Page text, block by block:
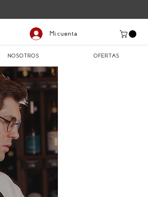
Mi cuenta
NOSOTROS OFERTAS